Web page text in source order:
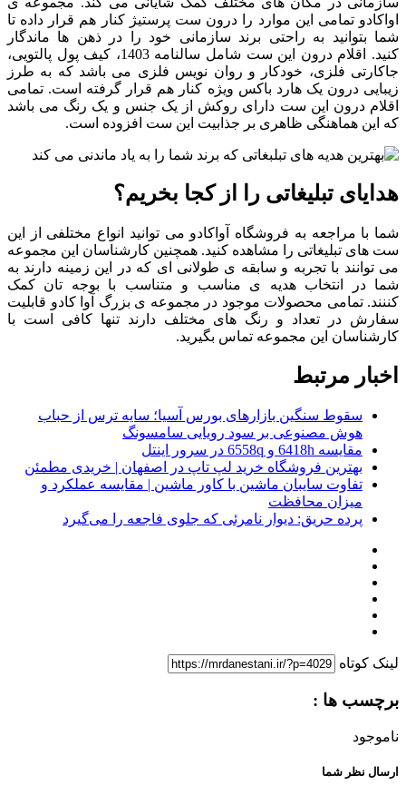
اواکادو تمامی این موارد را درون ست پرستیژ کنار هم قرار داده تا
شما بتوانید به راحتی برند سازمانی خود را در ذهن ها ماندگار
کنید. اقلام درون این ست شامل سالنامه 1403، کیف پول پالتویی،
جاکارتی فلزی، خودکار و روان نویس فلزی می باشد که به طرز
زیبایی درون یک هارد باکس ویژه کنار هم قرار گرفته است. تمامی
اقلام درون این ست دارای روکش از یک جنس و یک رنگ می باشد
که این هماهنگی ظاهری بر جذابیت این ست افزوده است.
هدایای تبلیغاتی را از کجا بخریم؟
شما با مراجعه به فروشگاه آواکادو می توانید انواع مختلفی از این
ست های تبلیغاتی را مشاهده کنید. همچنین کارشناسان این مجموعه
می توانند با تجربه و سابقه ی طولانی ای که در این زمینه دارند به
شما در انتخاب هدیه ی مناسب و متناسب با بوجه تان کمک
کننند. تمامی محصولات موجود در مجموعه ی بزرگ آوا کادو قابلیت
سفارش در تعداد و رنگ های مختلف دارند تنها کافی است با
کارشناسان این مجموعه تماس بگیرید.
اخبار مرتبط
سقوط سنگین بازارهای بورس آسیا؛ سایه ترس از حباب
هوش مصنوعی بر سود رویایی سامسونگ
مقایسه 6418h و 6558q در سرور اینتل
بهترین فروشگاه خرید لپ تاپ در اصفهان | خریدی مطمئن
تفاوت سایبان ماشین با کاور ماشین | مقایسه عملکرد و
میزان محافظت
پرده حریق: دیوار نامرئی که جلوی فاجعه را می‌گیرد
لینک کوتاه
برچسب ها :
ناموجود
ارسال نظر شما